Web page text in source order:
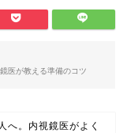
医が教える準備のコツ
へ。内視鏡医がよく